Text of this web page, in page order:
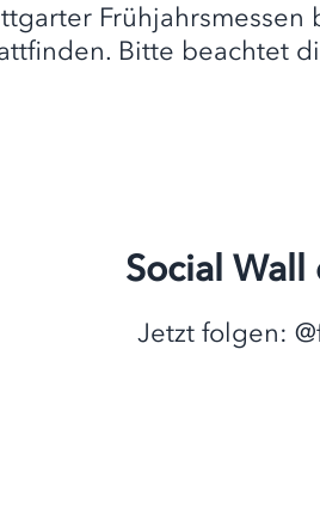
Bitte beachtet
Social Wall
Jetzt folgen: